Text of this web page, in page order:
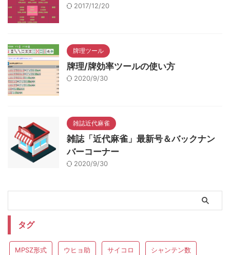
2017/12/20
牌理ツール
牌理/牌効率ツールの使い方
2020/9/30
雑誌近代麻雀
雑誌「近代麻雀」最新号＆バックナン
バーコーナー
2020/9/30
タグ
MPSZ形式 ウヒョ助 サイコロ シャンテン数